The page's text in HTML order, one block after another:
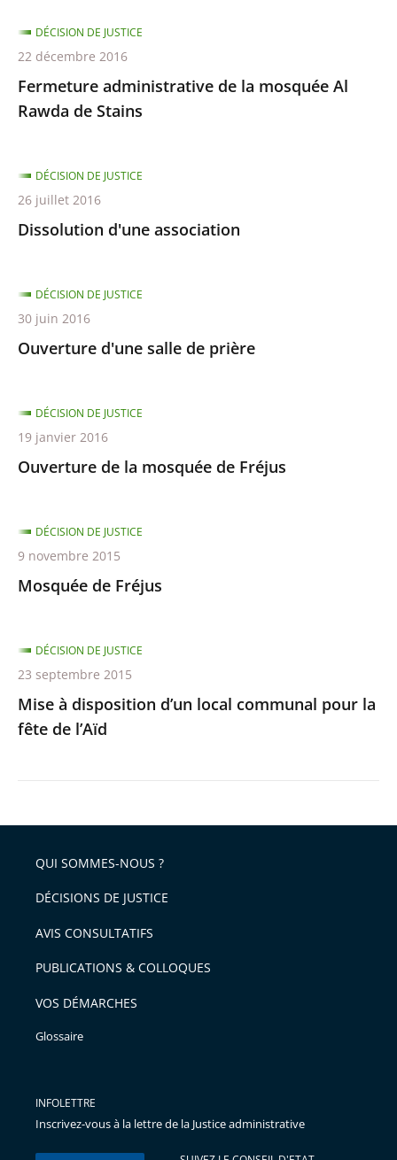
Fermeture administrative de la mosquée Al
Rawda de Stains
DÉCISION DE JUSTICE
22 décembre 2016
Dissolution d'une association
DÉCISION DE JUSTICE
26 juillet 2016
Ouverture d'une salle de prière
DÉCISION DE JUSTICE
30 juin 2016
Ouverture de la mosquée de Fréjus
DÉCISION DE JUSTICE
19 janvier 2016
Mosquée de Fréjus
DÉCISION DE JUSTICE
9 novembre 2015
Mise à disposition d’un local communal pour la
fête de l’Aïd
DÉCISION DE JUSTICE
23 septembre 2015
QUI SOMMES-NOUS ?
DÉCISIONS DE JUSTICE
AVIS CONSULTATIFS
PUBLICATIONS & COLLOQUES
VOS DÉMARCHES
Glossaire
INFOLETTRE
Inscrivez-vous à la lettre de la Justice administrative